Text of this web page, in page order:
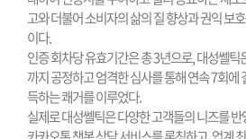
고와 더불어 소비자의 삶의 질 향상과 권익 보
이다.
인증 회차당 유효기간은 총 3년으로, 대성쎌
까지 공정하고 엄격한 심사를 통해 연속 7회에
득하는 쾌거를 이루었다.
실제로 대성쎌틱은 다양한 고객들의 니즈를